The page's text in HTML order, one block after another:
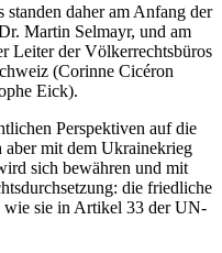
daher am Anfang der
Martin Selmayr, und am
Leiter der Völkerrechtsbüros
(Corinne Cicéron
Eick).
Perspektiven auf die
aber mit dem Ukrainekrieg
sich bewähren und mit
die friedliche
wie sie in Artikel 33 der UN-